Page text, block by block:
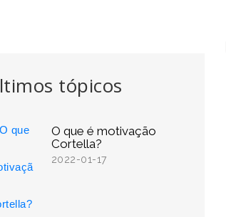
tópicos
O que é motivação
Cortella?
2022-01-17